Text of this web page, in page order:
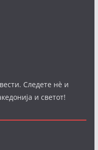
Следете нè и
и светот!